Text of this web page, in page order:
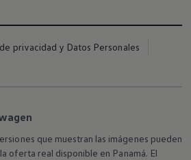
privacidad y Datos Personales
que muestran las imágenes pueden
oferta real disponible en Panamá. El